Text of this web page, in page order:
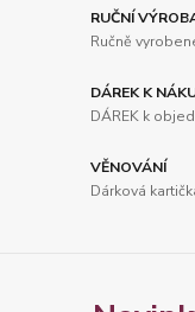
RUČNÍ
Ručně
DÁREK K
DÁREK k
VĚNOVÁNÍ
Dárková